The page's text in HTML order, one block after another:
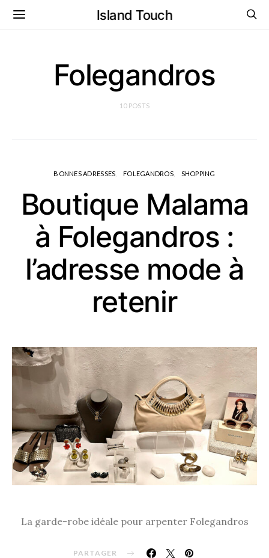
Island Touch
Folegandros
10 POSTS
BONNES ADRESSES FOLEGANDROS SHOPPING
Boutique Malama
à Folegandros :
l’adresse mode à
retenir
La garde-robe idéale pour arpenter Folegandros
PARTAGER